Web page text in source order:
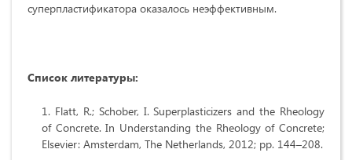
суперпластификатора оказалось неэффективным.
Список литературы:
Flatt, R.; Schober, I. Superplasticizers and the Rheology
of Concrete. In Understanding the Rheology of Concrete;
Elsevier: Amsterdam, The Netherlands, 2012; pp. 144–208.